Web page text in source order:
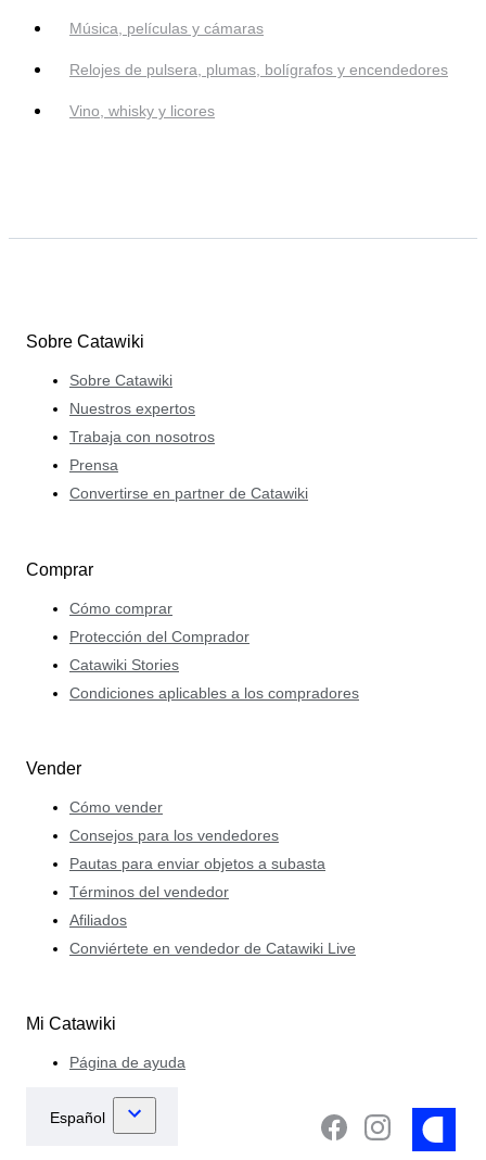
Música, películas y cámaras
Relojes de pulsera, plumas, bolígrafos y encendedores
Vino, whisky y licores
Sobre Catawiki
Sobre Catawiki
Nuestros expertos
Trabaja con nosotros
Prensa
Convertirse en partner de Catawiki
Comprar
Cómo comprar
Protección del Comprador
Catawiki Stories
Condiciones aplicables a los compradores
Vender
Cómo vender
Consejos para los vendedores
Pautas para enviar objetos a subasta
Términos del vendedor
Afiliados
Conviértete en vendedor de Catawiki Live
Mi Catawiki
Página de ayuda